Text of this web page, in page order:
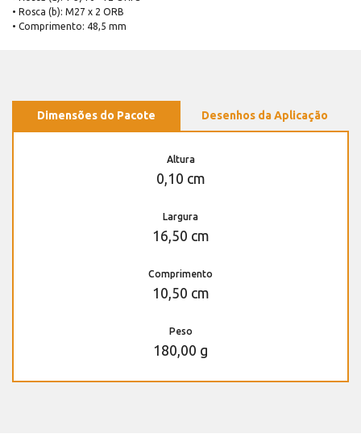
• Rosca (b): M27 x 2 ORB
• Comprimento: 48,5 mm
Dimensões do Pacote Desenhos da Aplicação
Altura
0,10 cm
Largura
16,50 cm
Comprimento
10,50 cm
Peso
180,00 g